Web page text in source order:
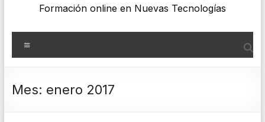
Formación online en Nuevas Tecnologías
Mes: enero 2017